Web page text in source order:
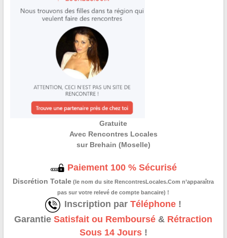
Gratuite
Avec Rencontres Locales
sur Brehain (Moselle)
Paiement 100 % Sécurisé
Discrétion Totale (le nom du site RencontresLocales.Com n’apparaîtra
pas sur votre relevé de compte bancaire) !
Inscription parTéléphone !
GarantieSatisfait ou Remboursé & Rétraction
Sous 14 Jours!